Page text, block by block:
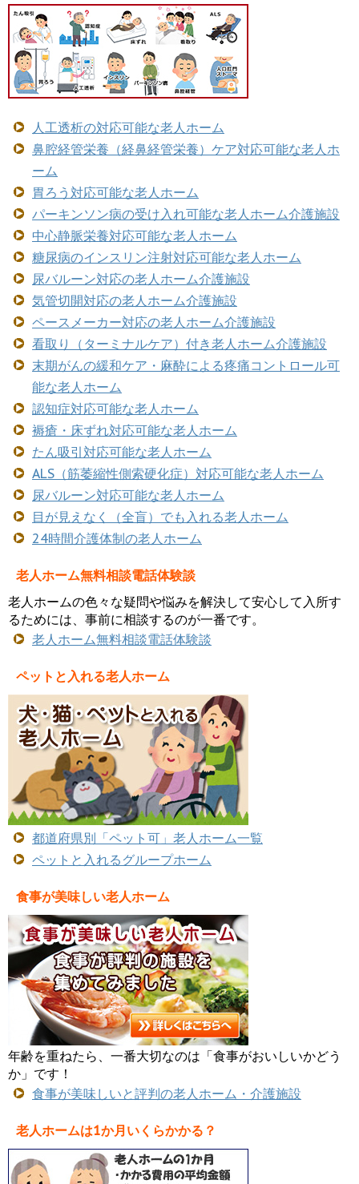
人工透析の対応可能な老人ホーム
鼻腔経管栄養（経鼻経管栄養）ケア対応可能な老人ホ
ーム
胃ろう対応可能な老人ホーム
パーキンソン病の受け入れ可能な老人ホーム介護施設
中心静脈栄養対応可能な老人ホーム
糖尿病のインスリン注射対応可能な老人ホーム
尿バルーン対応の老人ホーム介護施設
気管切開対応の老人ホーム介護施設
ペースメーカー対応の老人ホーム介護施設
看取り（ターミナルケア）付き老人ホーム介護施設
末期がんの緩和ケア・麻酔による疼痛コントロール可
能な老人ホーム
認知症対応可能な老人ホーム
褥瘡・床ずれ対応可能な老人ホーム
たん吸引対応可能な老人ホーム
ALS（筋萎縮性側索硬化症）対応可能な老人ホーム
尿バルーン対応可能な老人ホーム
目が見えなく（全盲）でも入れる老人ホーム
24時間介護体制の老人ホーム
老人ホーム無料相談電話体験談
老人ホームの色々な疑問や悩みを解決して安心して入所す
るためには、事前に相談するのが一番です。
老人ホーム無料相談電話体験談
ペットと入れる老人ホーム
都道府県別「ペット可」老人ホーム一覧
ペットと入れるグループホーム
食事が美味しい老人ホーム
年齢を重ねたら、一番大切なのは「食事がおいしいかどう
か」です！
食事が美味しいと評判の老人ホーム・介護施設
老人ホームは1か月いくらかかる？